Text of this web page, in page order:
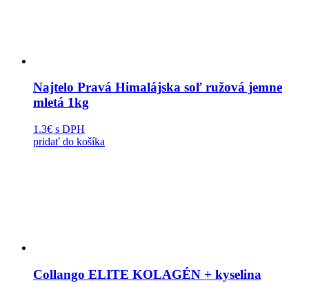
Najtelo Pravá Himalájska soľ ružová jemne
mletá 1kg
1.3€ s DPH
pridať do košíka
Collango ELITE KOLAGÉN + kyselina